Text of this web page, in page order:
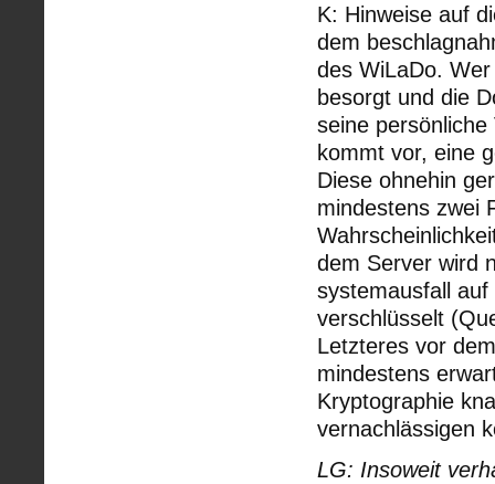
K: Hinweise auf
dem
des WiLaDo.
besorgt und die
seine
kommt vor, eine
Diese ohnehin
mindestens zwei
dem Server wird
systemausfall
verschlüsselt
Letzteres vor
mindestens
Kryptographie
vernachlässigen
LG: Insoweit